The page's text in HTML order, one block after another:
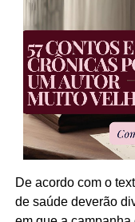
De acordo com o
de saúde deverão